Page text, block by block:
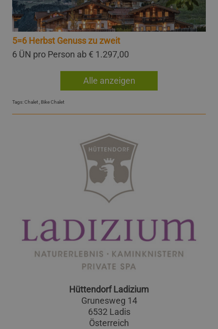
5=6 Herbst Genuss zu zweit
6 ÜN pro Person ab € 1.297,00
Alle anzeigen
Tags:Chalet Bike Chalet
Hüttendorf Ladizium
Grunesweg 14
6532 Ladis
Österreich